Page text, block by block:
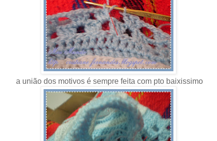
a união dos motivos é sempre feita com pto baixissimo